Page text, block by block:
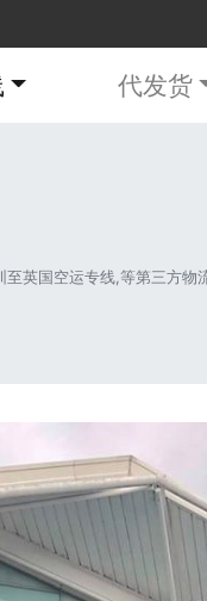
代发货
至英国空运专线,等第三方